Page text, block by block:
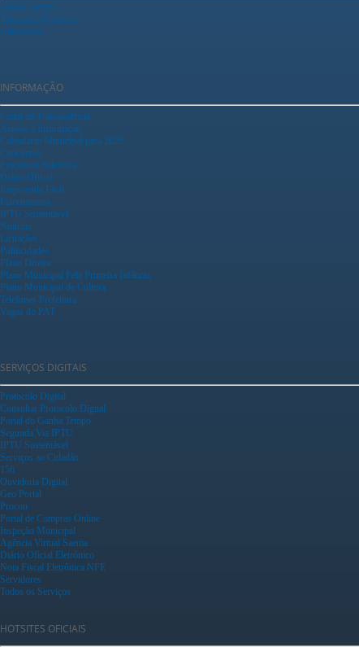
Ganha Tempo
Tributação Fazenda
Urbanismo
INFORMAÇÃO
Portal da Transparência
Acesso a Informação
Calendário Municipal para 2025
Concursos
Processos Seletivos
Diário Oficial
Empreenda Fácil
Falecimentos
IPTU Sustentável
Notícias
Licitações
Publicidades
Plano Diretor
Plano Municipal Pela Primeira Infância
Plano Municipal de Cultura
Telefones Prefeitura
Vagas do PAT
SERVIÇOS DIGITAIS
Protocolo Digital
Consultar Protocolo Digital
Portal do Ganha Tempo
Segunda Via IPTU
IPTU Sustentável
Serviços ao Cidadão
156
Ouvidoria Digital
Geo Portal
Procon
Portal de Compras Online
Inspeção Municipal
Agência Virtual Saema
Diário Oficial Eletrônico
Nota Fiscal Eletrônica NFE
Servidores
Todos os Serviços
HOTSITES OFICIAIS